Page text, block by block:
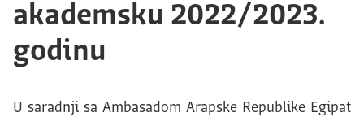
akademsku 2022/2023.
godinu
U saradnji sa Ambasadom Arapske Republike Egipat